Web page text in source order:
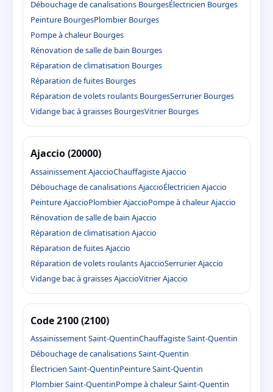
Débouchage de canalisations BourgesÉlectricien Bourges
Peinture BourgesPlombier Bourges
Pompe à chaleur Bourges
Rénovation de salle de bain Bourges
Réparation de climatisation Bourges
Réparation de fuites Bourges
Réparation de volets roulants BourgesSerrurier Bourges
Vidange bac à graisses BourgesVitrier Bourges
Ajaccio (20000)
Assainissement AjaccioChauffagiste Ajaccio
Débouchage de canalisations AjaccioÉlectricien Ajaccio
Peinture AjaccioPlombier AjaccioPompe à chaleur Ajaccio
Rénovation de salle de bain Ajaccio
Réparation de climatisation Ajaccio
Réparation de fuites Ajaccio
Réparation de volets roulants AjaccioSerrurier Ajaccio
Vidange bac à graisses AjaccioVitrier Ajaccio
Code 2100 (2100)
Assainissement Saint-QuentinChauffagiste Saint-Quentin
Débouchage de canalisations Saint-Quentin
Électricien Saint-QuentinPeinture Saint-Quentin
Plombier Saint-QuentinPompe à chaleur Saint-Quentin